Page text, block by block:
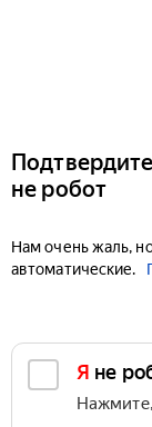
не робот
Нам очень жаль,
автоматические.
Я не